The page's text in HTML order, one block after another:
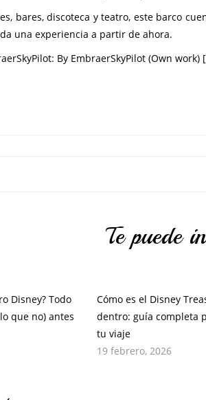
bares, discoteca y teatro, este barco
una experiencia a partir de ahora.
By EmbraerSkyPilot (Own
Te puede
Disney? Todo
que no) antes
Cómo es el Disney
dentro: guía completa
tu viaje
19 febrero, 2026